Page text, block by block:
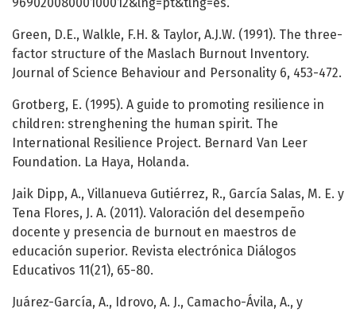
Green, D.E., Walkle, F.H. & Taylor, A.J.W. (1991). The three-
factor structure of the Maslach Burnout Inventory.
Journal of Science Behaviour and Personality 6, 453-472.
Grotberg, E. (1995). A guide to promoting resilience in
children: strenghening the human spirit. The
International Resilience Project. Bernard Van Leer
Foundation. La Haya, Holanda.
Jaik Dipp, A., Villanueva Gutiérrez, R., García Salas, M. E. y
Tena Flores, J. A. (2011). Valoración del desempeño
docente y presencia de burnout en maestros de
educación superior. Revista electrónica Diálogos
Educativos 11(21), 65-80.
Juárez-García, A., Idrovo, A. J., Camacho-Ávila, A., y